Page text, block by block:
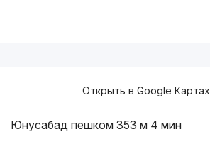
Открыть в Google Картах
Юнусабад пешком 353 м 4 мин